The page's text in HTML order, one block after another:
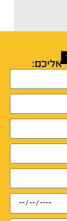
אליכם: